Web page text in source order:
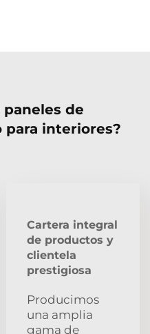
de
interiores?
Cartera integral
de productos y
clientela
prestigiosa
Producimos
una amplia
gama de